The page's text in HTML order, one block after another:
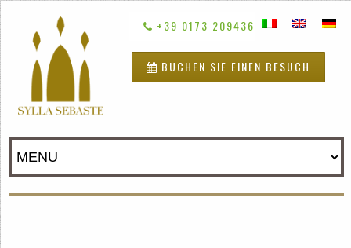
+39 0173 209436
BUCHEN SIE EINEN BESUCH